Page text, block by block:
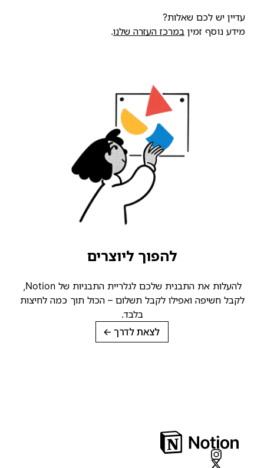
עדיין יש לכם שאלות?
מידע נוסף זמין במרכז העזרה שלנו.
להפוך ליוצרים
להעלות את התבנית שלכם לגלריית התבניות של Notion,
לקבל חשיפה ואפילו לקבל תשלום – הכול תוך כמה לחיצות
בלבד.
לצאת לדרך →